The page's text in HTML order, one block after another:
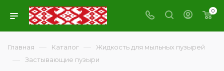
0
Главная — Каталог — Жидкость для мыльных пузырей
— Застывающие пузыри